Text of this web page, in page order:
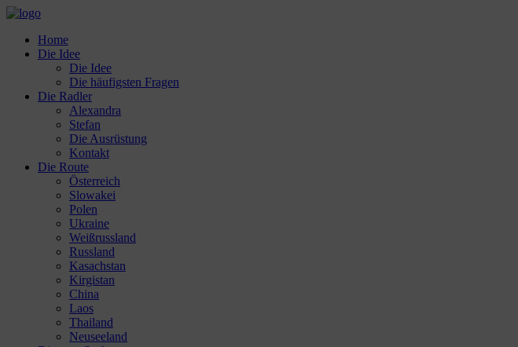
Home
Die Idee
Die Idee
Die häufigsten Fragen
Die Radler
Alexandra
Stefan
Die Ausrüstung
Kontakt
Die Route
Österreich
Slowakei
Polen
Ukraine
Weißrussland
Russland
Kasachstan
Kirgistan
China
Laos
Thailand
Neuseeland